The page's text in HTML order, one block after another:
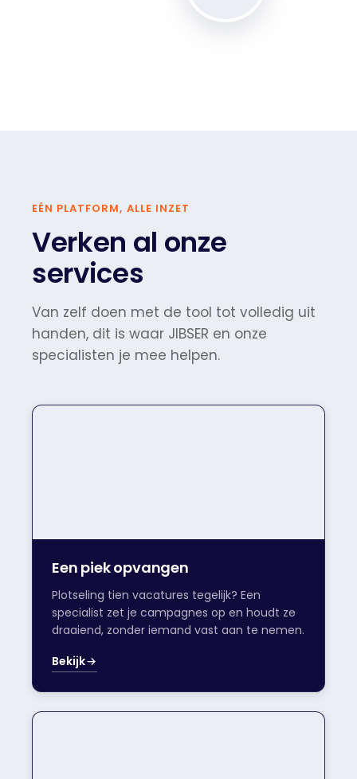
EÉN PLATFORM, ALLE INZET
Verken al onze
services
Van zelf doen met de tool tot volledig uit
handen, dit is waar JIBSER en onze
specialisten je mee helpen.
Een piek opvangen
Plotseling tien vacatures tegelijk? Een
specialist zet je campagnes op en houdt ze
draaiend, zonder iemand vast aan te nemen.
Bekijk